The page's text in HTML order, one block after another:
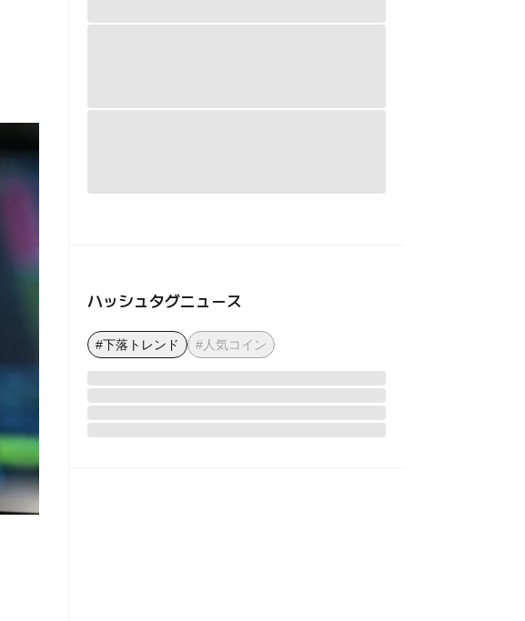
ハッシュタグニュース
#下落トレンド #人気コイン